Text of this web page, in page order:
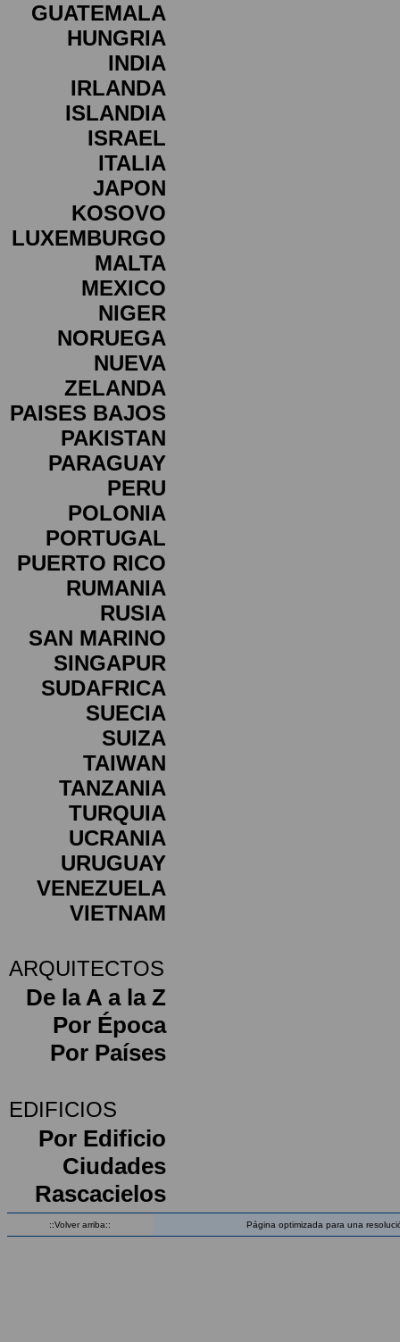
GUATEMALA
HUNGRIA
INDIA
IRLANDA
ISLANDIA
ISRAEL
ITALIA
JAPON
KOSOVO
LUXEMBURGO
MALTA
MEXICO
NIGER
NORUEGA
NUEVA
ZELANDA
PAISES BAJOS
PAKISTAN
PARAGUAY
PERU
POLONIA
PORTUGAL
PUERTO RICO
RUMANIA
RUSIA
SAN MARINO
SINGAPUR
SUDAFRICA
SUECIA
SUIZA
TAIWAN
TANZANIA
TURQUIA
UCRANIA
URUGUAY
VENEZUELA
VIETNAM
ARQUITECTOS
De la A a la Z
Por Época
Por Países
EDIFICIOS
Por Edificio
Ciudades
Rascacielos
::Volver arriba:: Página optimizada para una